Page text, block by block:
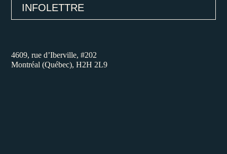
INFOLETTRE
4609, rue d’Iberville, #202
Montréal (Québec), H2H 2L9